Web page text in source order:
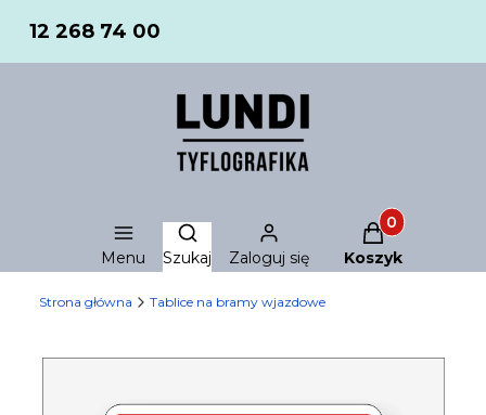
12 268 74 00
Menu
Otwórz wyszukiwarkę
Szukaj Zaloguj się
Produkty w
Koszyk
Strona główna Tablice na bramy wjazdowe